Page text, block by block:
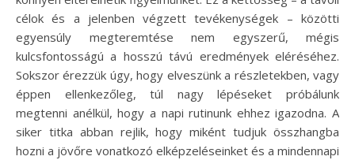
célok és a jelenben végzett tevékenységek – közötti
egyensúly megteremtése nem egyszerű, mégis
kulcsfontosságú a hosszú távú eredmények eléréséhez.
Sokszor érezzük úgy, hogy elveszünk a részletekben, vagy
éppen ellenkezőleg, túl nagy lépéseket próbálunk
megtenni anélkül, hogy a napi rutinunk ehhez igazodna. A
siker titka abban rejlik, hogy miként tudjuk összhangba
hozni a jövőre vonatkozó elképzeléseinket és a mindennapi